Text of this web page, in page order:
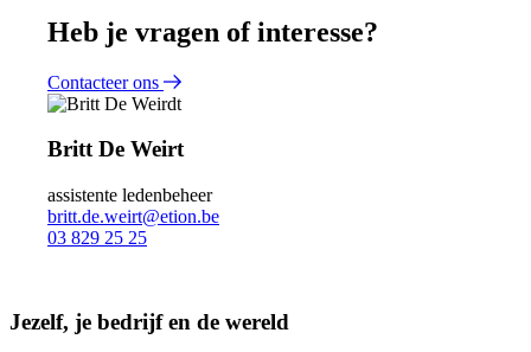
Heb je vragen of interesse?
Contacteer ons
Britt De Weirt
assistente ledenbeheer
britt.de.weirt@etion.be
03 829 25 25
Jezelf, je bedrijf en de wereld